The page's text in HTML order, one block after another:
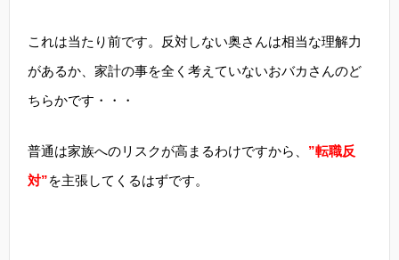
これは当たり前です。反対しない奥さんは相当な理解力
があるか、家計の事を全く考えていないおバカさんのど
ちらかです・・・
普通は家族へのリスクが高まるわけですから、 ”転職反
対”を主張してくるはずです。